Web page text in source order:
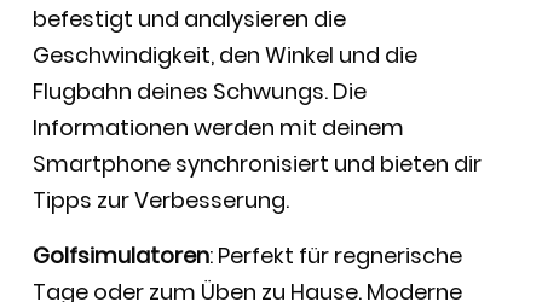
befestigt und analysieren die
Geschwindigkeit, den Winkel und die
Flugbahn deines Schwungs. Die
Informationen werden mit deinem
Smartphone synchronisiert und bieten dir
Tipps zur Verbesserung.
Golfsimulatoren: Perfekt für regnerische
Tage oder zum Üben zu Hause. Moderne